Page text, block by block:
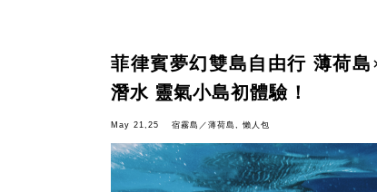
菲律賓夢幻雙島自由行 薄荷
潛水 靈氣小島初體驗！
May 21,25 宿霧島／薄荷島 , 懶人包